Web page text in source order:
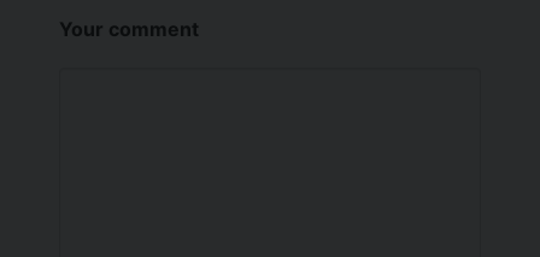
Your comment